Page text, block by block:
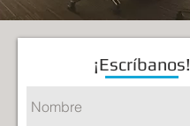
¡Escríbanos!